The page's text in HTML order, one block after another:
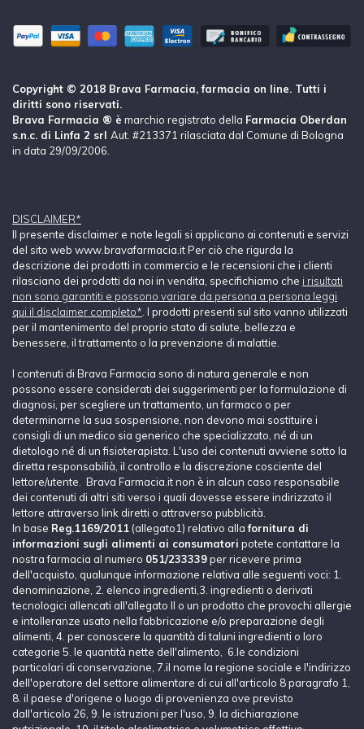
Copyright © 2018 Brava Farmacia, farmacia on line. Tutti i
diritti sono riservati.
Brava Farmacia ® è marchio registrato della Farmacia Oberdan
s.n.c. di Linfa 2 srl Aut. #213371 rilasciata dal Comune di Bologna
in data 29/09/2006.
DISCLAIMER*
Il presente disclaimer e note legali si applicano ai contenuti e servizi
del sito web www.bravafarmacia.it Per ciò che rigurda la
descrizione dei prodotti in commercio e le recensioni che i clienti
rilasciano dei prodotti da noi in vendita, specifichiamo che i risultati
non sono garantiti e possono variare da persona a persona leggi
qui il disclaimer completo* . I prodotti presenti sul sito vanno utilizzati
per il mantenimento del proprio stato di salute, bellezza e
benessere, il trattamento o la prevenzione di malattie.
I contenuti di Brava Farmacia sono di natura generale e non
possono essere considerati dei suggerimenti per la formulazione di
diagnosi, per scegliere un trattamento, un farmaco o per
determinarne la sua sospensione, non devono mai sostituire i
consigli di un medico sia generico che specializzato, né di un
dietologo né di un fisioterapista. L'uso dei contenuti avviene sotto la
diretta responsabilià, il controllo e la discrezione cosciente del
lettore/utente. Brava Farmacia.it non è in alcun caso responsabile
dei contenuti di altri siti verso i quali dovesse essere indirizzato il
lettore attraverso link diretti o attraverso pubblicità.
In base Reg.1169/2011 (allegato1) relativo allafornitura di
informazioni sugli alimenti ai consumatori potete contattare la
nostra farmacia al numero 051/233339per ricevere prima
dell'acquisto, qualunque informazione relativa alle seguenti voci: 1.
denominazione, 2. elenco ingredienti,3. ingredienti o derivati
tecnologici allencati all'allegato II o un prodotto che provochi allergie
e intolleranze usato nella fabbricazione e/o preparazione degli
alimenti, 4. per conoscere la quantità di taluni ingredienti o loro
categorie 5. le quantità nette dell'alimento, 6.le condizioni
particolari di conservazione, 7.il nome la regione sociale e l'indirizzo
dell'operatore del settore alimentare di cui all'articolo 8 paragrafo 1,
8. il paese d'origene o luogo di provenienza ove previsto
dall'articolo 26, 9. le istruzioni per l'uso, 9. la dichiarazione